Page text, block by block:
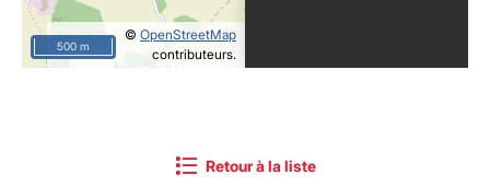
© OpenStreetMap
contributeurs.
500 m
Retour à la liste